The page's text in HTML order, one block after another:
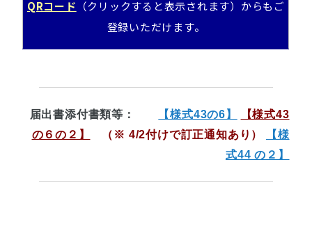
QRコード （クリックすると表示されます）からもご
登録いただけます。
届出書添付書類等 ： 【様式43の6】
【様式43
の６の２】
（※ 4/2付けで訂正通知あり）
【様
式44 の２】